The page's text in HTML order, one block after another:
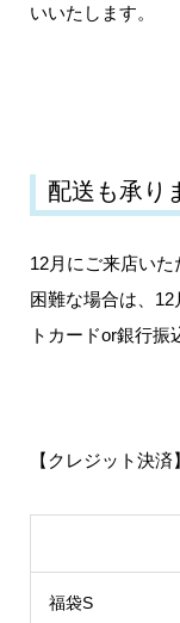
いいたします。
配送も承り
12月にご来店い
困難な場合は、
トカードor銀行振
【クレジット決済】
福袋S